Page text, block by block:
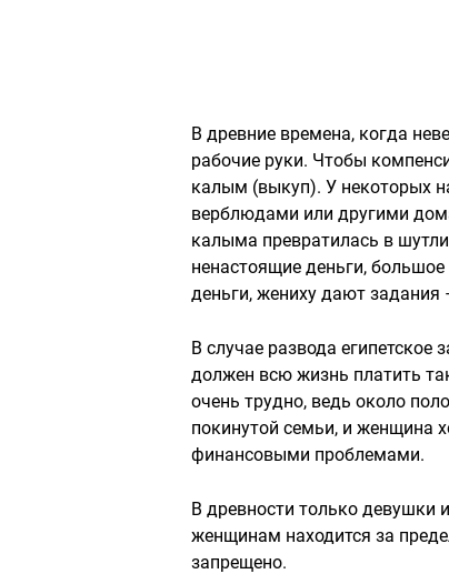
В древние времена, когда
рабочие руки. Чтобы
калым (выкуп). У некоторых
верблюдами или другими
калыма превратилась в
ненастоящие деньги,
деньги, жениху дают задания
В случае развода
должен всю жизнь платить
очень трудно, ведь около
покинутой семьи, и женщина
финансовыми проблемами.
В древности только девушки
женщинам находится за
запрещено.